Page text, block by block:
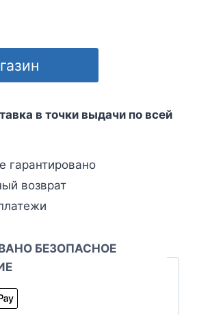
в точки выдачи по всей
гарантировано
возврат
БЕЗОПАСНОЕ